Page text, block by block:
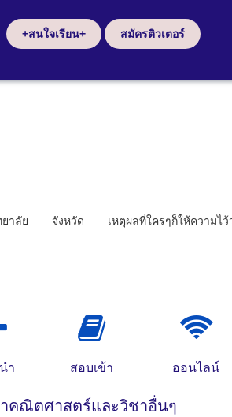
+สนใจเรียน+ สมัครติวเตอร์
าลัย จังหวัด เหตุผลที่ใครๆก็ให้ความไว้
ำ สอบเข้า ออนไลน์
คณิตศาสตร์และวิชาอื่นๆ